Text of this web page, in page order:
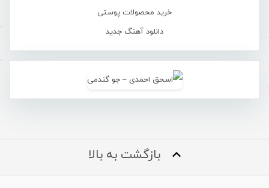
خرید محصولات پوستی
دانلود آهنگ جدید
بازگشت به بالا